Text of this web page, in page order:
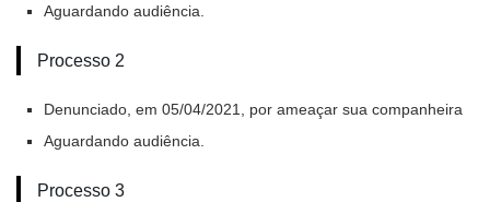
Aguardando audiência.
Processo 2
Denunciado, em 05/04/2021, por ameaçar sua companheira
Aguardando audiência.
Processo 3